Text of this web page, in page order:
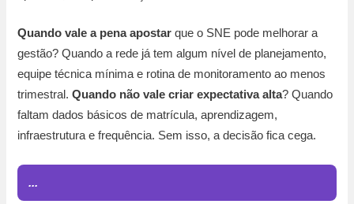
Quando vale a pena apostar que o SNE pode melhorar a
gestão? Quando a rede já tem algum nível de planejamento,
equipe técnica mínima e rotina de monitoramento ao menos
trimestral.Quando não vale criar expectativa alta? Quando
faltam dados básicos de matrícula, aprendizagem,
infraestrutura e frequência. Sem isso, a decisão fica cega.
...